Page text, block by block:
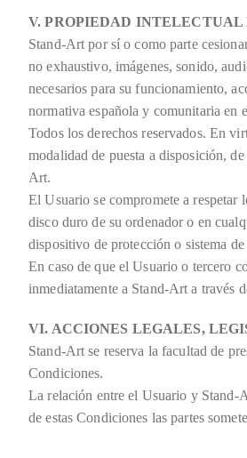
V. PROPIEDAD
Stand-Art por sí o como parte
no exhaustivo, imágenes, sonido,
necesarios para su funcionamiento,
normativa española y comunitaria en
Todos los derechos reservados. En
modalidad de puesta a disposición,
Art.
El Usuario se compromete a
disco duro de su ordenador o en
dispositivo de protección o sistema
En caso de que el Usuario o tercero
inmediatamente a Stand-Art a
VI. ACCIONES LEGALES,
Stand-Art se reserva la facultad de
Condiciones.
La relación entre el Usuario y Stand-
de estas Condiciones las partes